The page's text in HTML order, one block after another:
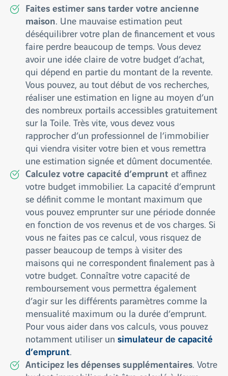
Faites estimer sans tarder votre ancienne
maison. Une mauvaise estimation peut
déséquilibrer votre plan de financement et vous
faire perdre beaucoup de temps. Vous devez
avoir une idée claire de votre budget d’achat,
qui dépend en partie du montant de la revente.
Vous pouvez, au tout début de vos recherches,
réaliser une estimation en ligne au moyen d’un
des nombreux portails accessibles gratuitement
sur la Toile. Très vite, vous devez vous
rapprocher d’un professionnel de l’immobilier
qui viendra visiter votre bien et vous remettra
une estimation signée et dûment documentée.
Calculez votre capacité d’empruntet affinez
votre budget immobilier. La capacité d’emprunt
se définit comme le montant maximum que
vous pouvez emprunter sur une période donnée
en fonction de vos revenus et de vos charges. Si
vous ne faites pas ce calcul, vous risquez de
passer beaucoup de temps à visiter des
maisons qui ne correspondent finalement pas à
votre budget. Connaître votre capacité de
remboursement vous permettra également
d’agir sur les différents paramètres comme la
mensualité maximum ou la durée d’emprunt.
Pour vous aider dans vos calculs, vous pouvez
notamment utiliser un simulateur de capacité
d’emprunt.
Anticipez les dépenses supplémentaires. Votre